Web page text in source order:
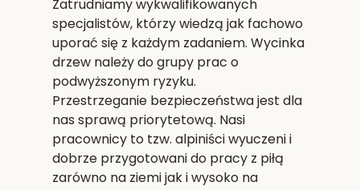
Zatrudniamy wykwalifikowanych
specjalistów, którzy wiedzą jak fachowo
uporać się z każdym zadaniem. Wycinka
drzew należy do grupy prac o
podwyższonym ryzyku.
Przestrzeganie bezpieczeństwa jest dla
nas sprawą priorytetową. Nasi
pracownicy to tzw. alpiniści wyuczeni i
dobrze przygotowani do pracy z piłą
zarówno na ziemi jak i wysoko na